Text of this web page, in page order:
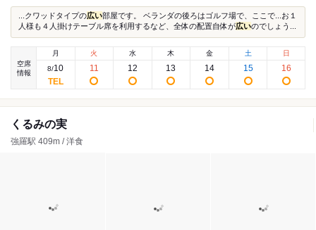
...クワッドタイプの広い部屋です。 ベランダの後ろはゴルフ場で、ここで...お１
人様も４人掛けテーブル席を利用するなど、全体の配置自体が広いのでしょう...
空席
情報
月
8/10
火
11
水
12
木
13
金
14
土
15
日
16
くるみの実
強羅駅 409m / 洋食